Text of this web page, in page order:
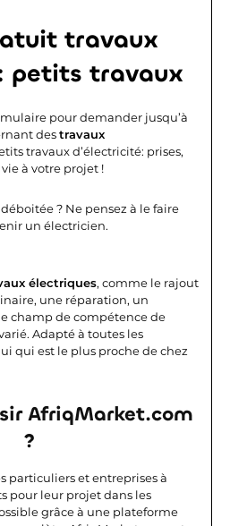
travaux
petits travaux
pour demander jusqu’à
destravaux
travaux d’électricité: prises,
à votre projet !
? Ne pensez à le faire
un électricien.
électriques, comme le rajout
une réparation, un
champ de compétence de
Adapté à toutes les
qui est le plus proche de chez
AfriqMarket.com
?
particuliers et entreprises à
pour leur projet dans les
grâce à une plateforme